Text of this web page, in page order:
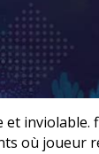
et
où joueur